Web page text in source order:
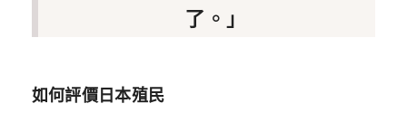
了。」
如何評價日本殖民